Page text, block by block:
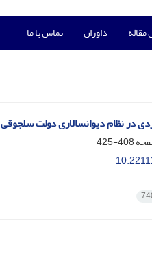
داوران تماس با ما
در نظام دیوانسالاری دولت سلجوقی
408-425